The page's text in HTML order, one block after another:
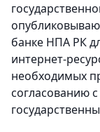
банке НПА РК
интернет-
необходимых
согласованию